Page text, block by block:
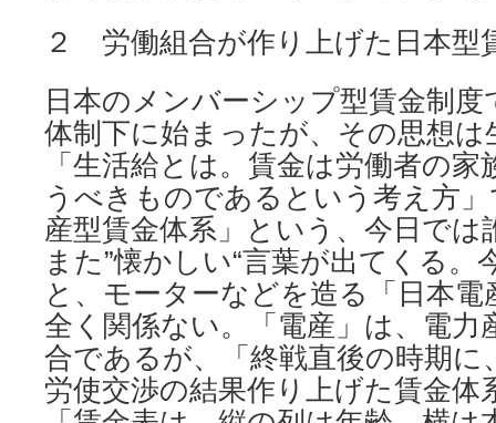
２ 労働組合が作り上げた日本型
日本のメンバーシップ型賃金制
体制下に始まったが、その思想は
「生活給とは。賃金は労働者の
うべきものであるという考え方
産型賃金体系」という、今日で
また”懐かしい“言葉が出てくる。
と、モーターなどを造る「日本
全く関係ない。「電産」は、電力
合であるが、「終戦直後の時期に
労使交渉の結果作り上げた賃金体